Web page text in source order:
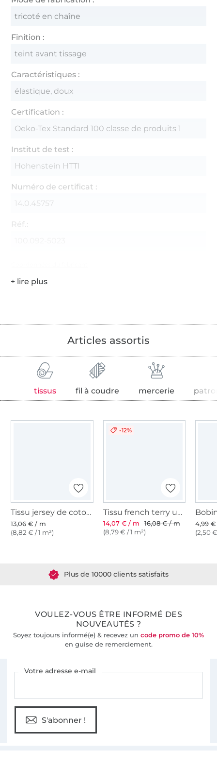
tricoté en chaîne
Finition :
teint avant tissage
Caractéristiques :
élastique, doux
Certification :
Oeko-Tex Standard 100 classe de produits 1
Institut de test :
Hohenstein HTTI
Numéro de certificat :
14.0.45757
Réf.:
Articles assortis
tissus fil à coudre mercerie
Tissu jersey de coton uni, pourpre
13,06 € / m
(8,82 € / 1 m²)
-12%
Tissu french terry uni, mûre
14,07 € / m
16,08 € / m
(8,79 € / 1 m²)
4,99
(2,50
VOULEZ-VOUS ÊTRE INFORMÉ DES
NOUVEAUTÉS ?
Soyez toujours informé(e) & recevez un code promo de 10%
en guise de remerciement.
Votre adresse e-mail
S'abonner !